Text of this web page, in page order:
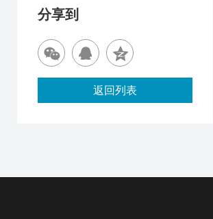
分享到
返回列表